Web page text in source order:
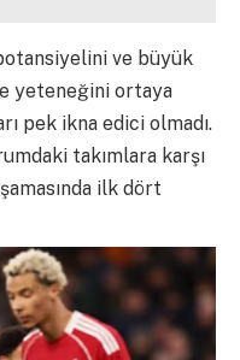
ve büyük
yeteneğini ortaya
pek ikna edici olmadı.
takımlara karşı
ilk dört